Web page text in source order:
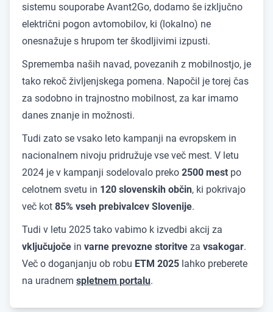
sistemu souporabe Avant2Go, dodamo še izključno
električni pogon avtomobilov, ki (lokalno) ne
onesnažuje s hrupom ter škodljivimi izpusti.
Sprememba naših navad, povezanih z mobilnostjo, je
tako rekoč življenjskega pomena. Napočil je torej čas
za sodobno in trajnostno mobilnost, za kar imamo
danes znanje in možnosti.
Tudi zato se vsako leto kampanji na evropskem in
nacionalnem nivoju pridružuje vse več mest. V letu
2024 je v kampanji sodelovalo preko 2500 mest po
celotnem svetu in 120 slovenskih občin, ki pokrivajo
več kot 85% vseh prebivalcev Slovenije.
Tudi v letu 2025 tako vabimo k izvedbi akcij za
vključujoče in varne prevozne storitve za vsakogar.
Več o doganjanju ob robu ETM 2025 lahko preberete
na uradnem spletnem portalu.